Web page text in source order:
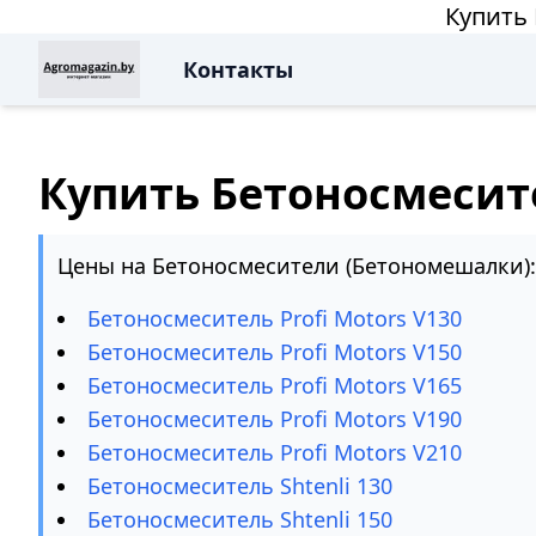
Контакты
Купить
Цены на Бетоносмесители (Бетономешалки):
Бетоносмеситель Profi Motors V130
Бетоносмеситель Profi Motors V150
Бетоносмеситель Profi Motors V165
Бетоносмеситель Profi Motors V190
Бетоносмеситель Profi Motors V210
Бетоносмеситель Shtenli 130
Бетоносмеситель Shtenli 150